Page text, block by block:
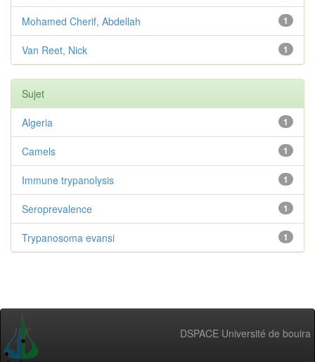
1
Mohamed Cherif, Abdellah
1
Van Reet, Nick
Sujet
1
Algeria
1
Camels
1
Immune trypanolysis
1
Seroprevalence
1
Trypanosoma evansi
DSPACE Université de bouira